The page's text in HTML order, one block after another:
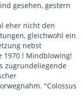
gesehen, gestern
eher nicht den
gleichwohl ein
nebst
1970 ! Mindblowing!
zugrundeliegende
"Colossus